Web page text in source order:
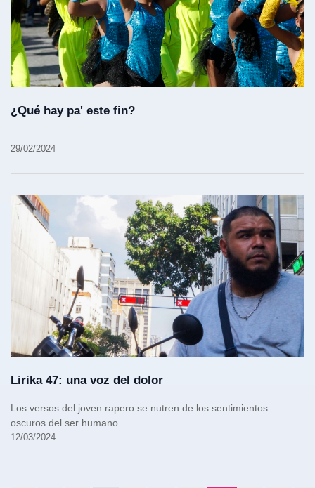
¿Qué hay pa' este fin?
29/02/2024
Lirika 47: una voz del dolor
Los versos del joven rapero se nutren de los sentimientos
oscuros del ser humano
12/03/2024